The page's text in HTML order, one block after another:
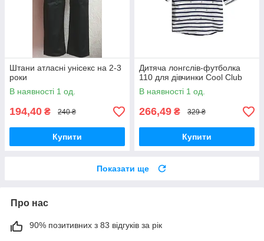
Штани атласні унісекс на 2-3
роки
В наявності 1 од.
194,40 ₴ 240 ₴
Купити
Дитяча лонгслів-футболка
110 для дівчинки Cool Club
В наявності 1 од.
266,49 ₴ 329 ₴
Купити
Показати ще
Про нас
90% позитивних з 83 відгуків за рік